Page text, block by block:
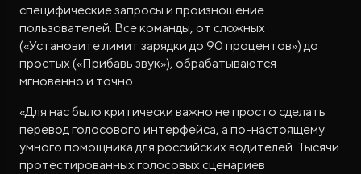
специфические запросы и произношение
пользователей. Все команды, от сложных
(«Установите лимит зарядки до 90 процентов») до
простых («Прибавь звук»), обрабатываются
мгновенно и точно.
«Для нас было критически важно не просто сделать
перевод голосового интерфейса, а по-настоящему
умного помощника для российских водителей. Тысячи
протестированных голосовых сценариев